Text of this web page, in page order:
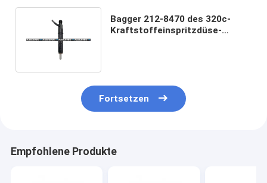
Bagger 212-8470 des 320c-
Kraftstoffeinspritzdüse-
Fortsetzen
Empfohlene Produkte